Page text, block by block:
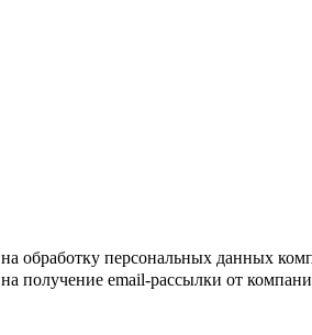
на обработку персональных данных
на получение email-рассылки от